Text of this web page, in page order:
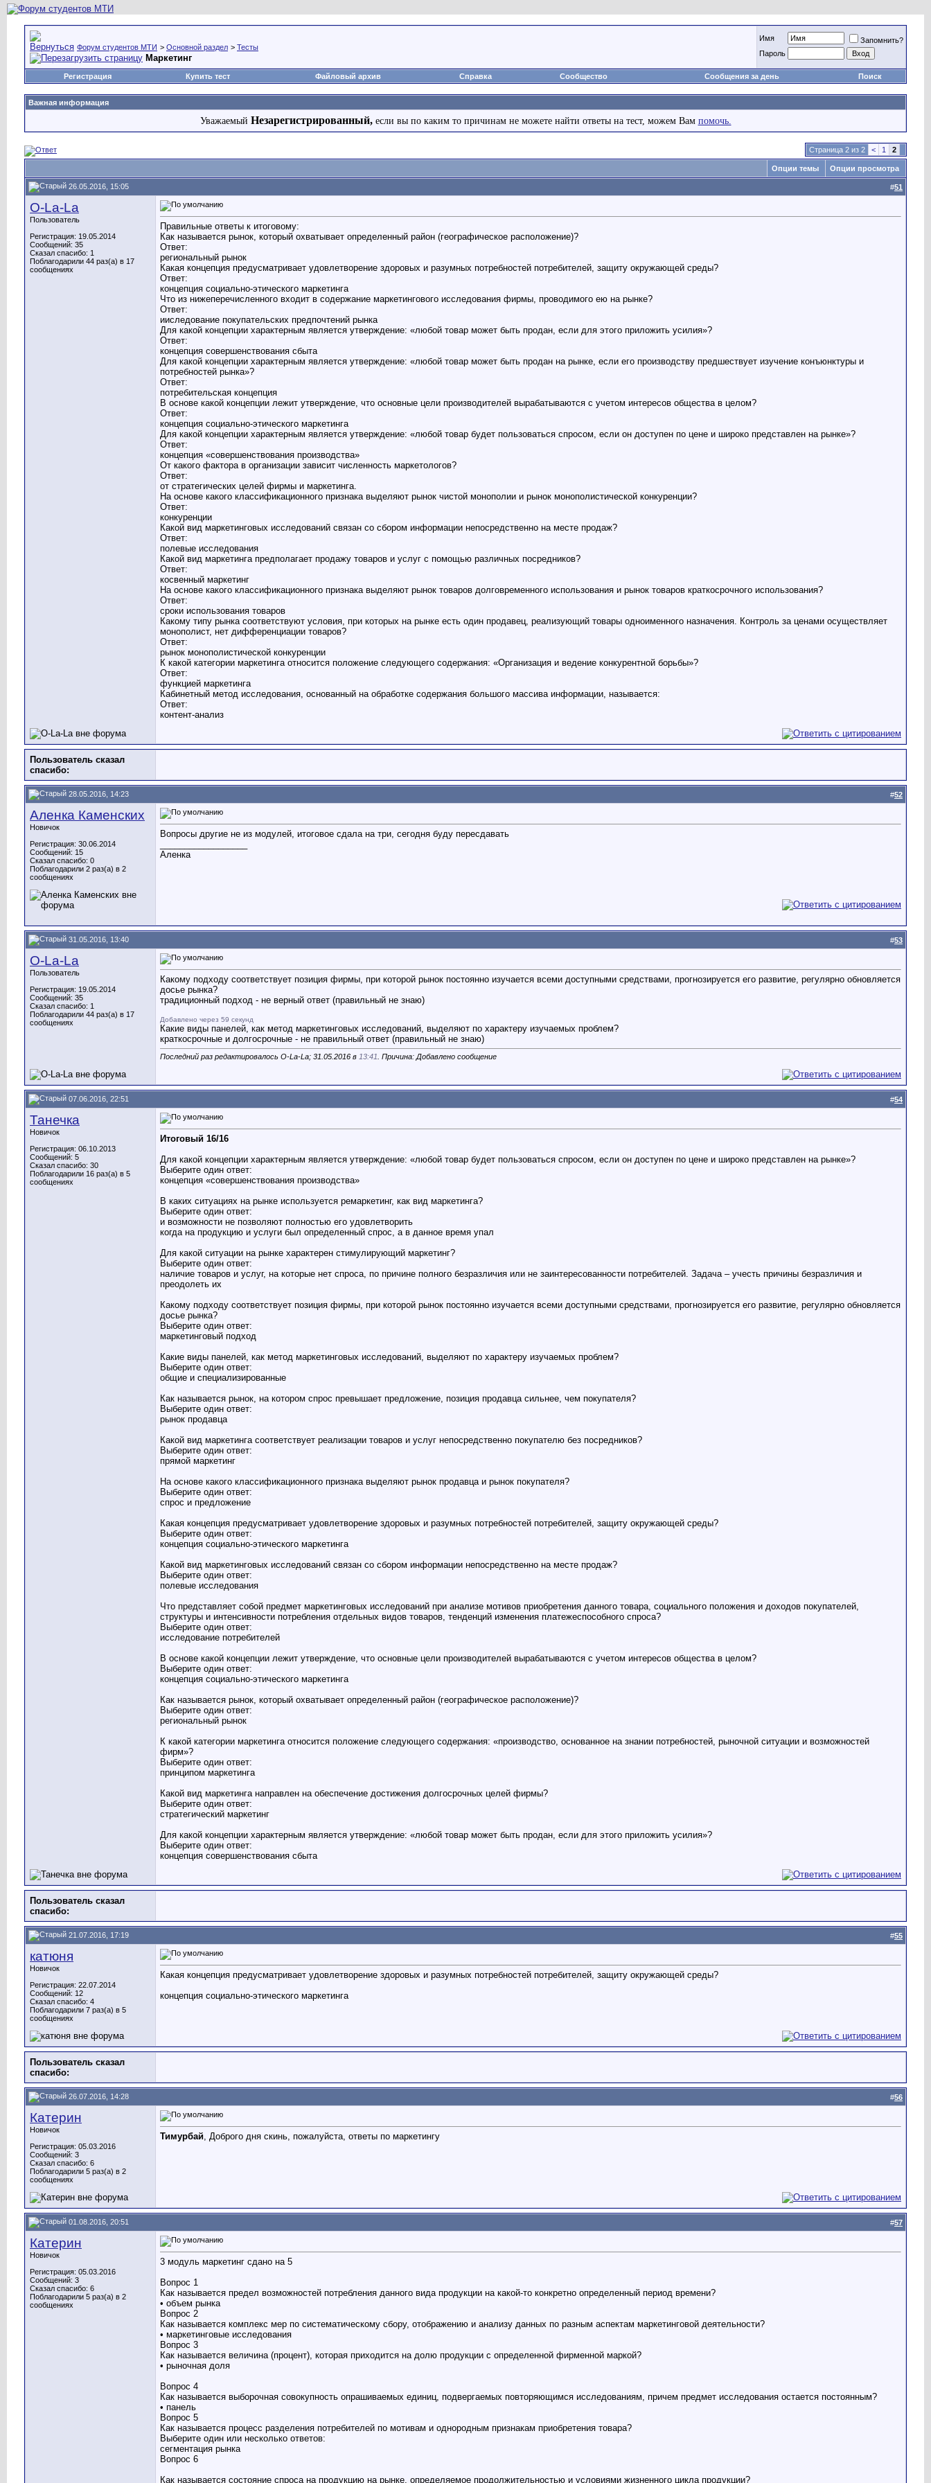
Форум студентов МТИ > Основной раздел > Тесты
Маркетинг
Имя
Запомнить?
Пароль
Регистрация Купить тест Файловый архив Справка Сообщество Сообщения за день Поиск
Важная информация
Уважаемый Незарегистрированный, если вы по каким то причинам не можете найти ответы на тест, можем Вам помочь.
Страница 2 из 2 < 1 2
Опции темы Опции просмотра
26.05.2016, 15:05 #51
O-La-La
Пользователь
Регистрация: 19.05.2014
Сообщений: 35
Сказал спасибо: 1
Поблагодарили 44 раз(а) в 17
сообщениях
Правильные ответы к итоговому:
Как называется рынок, который охватывает определенный район (географическое расположение)?
Ответ:
региональный рынок
Какая концепция предусматривает удовлетворение здоровых и разумных потребностей потребителей, защиту окружающей среды?
Ответ:
концепция социально-этического маркетинга
Что из нижеперечисленного входит в содержание маркетингового исследования фирмы, проводимого ею на рынке?
Ответ:
ииследование покупательских предпочтений рынка
Для какой концепции характерным является утверждение: «любой товар может быть продан, если для этого приложить усилия»?
Ответ:
концепция совершенствования сбыта
Для какой концепции характерным является утверждение: «любой товар может быть продан на рынке, если его производству предшествует изучение конъюнктуры и
потребностей рынка»?
Ответ:
потребительская концепция
В основе какой концепции лежит утверждение, что основные цели производителей вырабатываются с учетом интересов общества в целом?
Ответ:
концепция социально-этического маркетинга
Для какой концепции характерным является утверждение: «любой товар будет пользоваться спросом, если он доступен по цене и широко представлен на рынке»?
Ответ:
концепция «совершенствования производства»
От какого фактора в организации зависит численность маркетологов?
Ответ:
от стратегических целей фирмы и маркетинга.
На основе какого классификационного признака выделяют рынок чистой монополии и рынок монополистической конкуренции?
Ответ:
конкуренции
Какой вид маркетинговых исследований связан со сбором информации непосредственно на месте продаж?
Ответ:
полевые исследования
Какой вид маркетинга предполагает продажу товаров и услуг с помощью различных посредников?
Ответ:
косвенный маркетинг
На основе какого классификационного признака выделяют рынок товаров долговременного использования и рынок товаров краткосрочного использования?
Ответ:
сроки использования товаров
Какому типу рынка соответствуют условия, при которых на рынке есть один продавец, реализующий товары одноименного назначения. Контроль за ценами осуществляет
монополист, нет дифференциации товаров?
Ответ:
рынок монополистической конкуренции
К какой категории маркетинга относится положение следующего содержания: «Организация и ведение конкурентной борьбы»?
Ответ:
функцией маркетинга
Кабинетный метод исследования, основанный на обработке содержания большого массива информации, называется:
Ответ:
контент-анализ
Пользователь сказал
cпасибо:
28.05.2016, 14:23 #52
Аленка Каменских
Новичок
Регистрация: 30.06.2014
Сообщений: 15
Сказал спасибо: 0
Поблагодарили 2 раз(а) в 2
сообщениях
Вопросы другие не из модулей, итоговое сдала на три, сегодня буду пересдавать
Аленка
31.05.2016, 13:40 #53
O-La-La
Пользователь
Регистрация: 19.05.2014
Сообщений: 35
Сказал спасибо: 1
Поблагодарили 44 раз(а) в 17
сообщениях
Какому подходу соответствует позиция фирмы, при которой рынок постоянно изучается всеми доступными средствами, прогнозируется его развитие, регулярно обновляется
досье рынка?
традиционный подход - не верный ответ (правильный не знаю)
Добавлено через 59 секунд
Какие виды панелей, как метод маркетинговых исследований, выделяют по характеру изучаемых проблем?
краткосрочные и долгосрочные - не правильный ответ (правильный не знаю)
Последний раз редактировалось O-La-La; 31.05.2016 в 13:41 . Причина: Добавлено сообщение
07.06.2016, 22:51 #54
Танечка
Новичок
Регистрация: 06.10.2013
Сообщений: 5
Сказал спасибо: 30
Поблагодарили 16 раз(а) в 5
сообщениях
Итоговый 16/16
Для какой концепции характерным является утверждение: «любой товар будет пользоваться спросом, если он доступен по цене и широко представлен на рынке»?
Выберите один ответ:
концепция «совершенствования производства»
В каких ситуациях на рынке используется ремаркетинг, как вид маркетинга?
Выберите один ответ:
и возможности не позволяют полностью его удовлетворить
когда на продукцию и услуги был определенный спрос, а в данное время упал
Для какой ситуации на рынке характерен стимулирующий маркетинг?
Выберите один ответ:
наличие товаров и услуг, на которые нет спроса, по причине полного безразличия или не заинтересованности потребителей. Задача – учесть причины безразличия и
преодолеть их
Какому подходу соответствует позиция фирмы, при которой рынок постоянно изучается всеми доступными средствами, прогнозируется его развитие, регулярно обновляется
досье рынка?
Выберите один ответ:
маркетинговый подход
Какие виды панелей, как метод маркетинговых исследований, выделяют по характеру изучаемых проблем?
Выберите один ответ:
общие и специализированные
Как называется рынок, на котором спрос превышает предложение, позиция продавца сильнее, чем покупателя?
Выберите один ответ:
рынок продавца
Какой вид маркетинга соответствует реализации товаров и услуг непосредственно покупателю без посредников?
Выберите один ответ:
прямой маркетинг
На основе какого классификационного признака выделяют рынок продавца и рынок покупателя?
Выберите один ответ:
спрос и предложение
Какая концепция предусматривает удовлетворение здоровых и разумных потребностей потребителей, защиту окружающей среды?
Выберите один ответ:
концепция социально-этического маркетинга
Какой вид маркетинговых исследований связан со сбором информации непосредственно на месте продаж?
Выберите один ответ:
полевые исследования
Что представляет собой предмет маркетинговых исследований при анализе мотивов приобретения данного товара, социального положения и доходов покупателей,
структуры и интенсивности потребления отдельных видов товаров, тенденций изменения платежеспособного спроса?
Выберите один ответ:
исследование потребителей
В основе какой концепции лежит утверждение, что основные цели производителей вырабатываются с учетом интересов общества в целом?
Выберите один ответ:
концепция социально-этического маркетинга
Как называется рынок, который охватывает определенный район (географическое расположение)?
Выберите один ответ:
региональный рынок
К какой категории маркетинга относится положение следующего содержания: «производство, основанное на знании потребностей, рыночной ситуации и возможностей
фирм»?
Выберите один ответ:
принципом маркетинга
Какой вид маркетинга направлен на обеспечение достижения долгосрочных целей фирмы?
Выберите один ответ:
стратегический маркетинг
Для какой концепции характерным является утверждение: «любой товар может быть продан, если для этого приложить усилия»?
Выберите один ответ:
концепция совершенствования сбыта
Пользователь сказал
cпасибо:
21.07.2016, 17:19 #55
катюня
Новичок
Регистрация: 22.07.2014
Сообщений: 12
Сказал спасибо: 4
Поблагодарили 7 раз(а) в 5
сообщениях
Какая концепция предусматривает удовлетворение здоровых и разумных потребностей потребителей, защиту окружающей среды?
концепция социально-этического маркетинга
Пользователь сказал
cпасибо:
26.07.2016, 14:28 #56
Катерин
Новичок
Регистрация: 05.03.2016
Сообщений: 3
Сказал спасибо: 6
Поблагодарили 5 раз(а) в 2
сообщениях
Тимурбай, Доброго дня скинь, пожалуйста, ответы по маркетингу
01.08.2016, 20:51 #57
Катерин
Новичок
Регистрация: 05.03.2016
Сообщений: 3
Сказал спасибо: 6
Поблагодарили 5 раз(а) в 2
сообщениях
3 модуль маркетинг сдано на 5
Вопрос 1
Как называется предел возможностей потребления данного вида продукции на какой-то конкретно определенный период времени?
• объем рынка
Вопрос 2
Как называется комплекс мер по систематическому сбору, отображению и анализу данных по разным аспектам маркетинговой деятельности?
• маркетинговые исследования
Вопрос 3
Как называется величина (процент), которая приходится на долю продукции с определенной фирменной маркой?
• рыночная доля
Вопрос 4
Как называется выборочная совокупность опрашиваемых единиц, подвергаемых повторяющимся исследованиям, причем предмет исследования остается постоянным?
• панель
Вопрос 5
Как называется процесс разделения потребителей по мотивам и однородным признакам приобретения товара?
Выберите один или несколько ответов:
сегментация рынка
Вопрос 6
Как называется состояние спроса на продукцию на рынке, определяемое продолжительностью и условиями жизненного цикла продукции?